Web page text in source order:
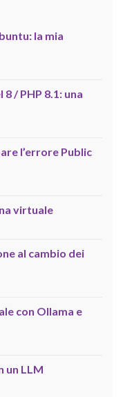
la mia
/ PHP 8.1: una
l’errore Public
virtuale
al cambio dei
con Ollama e
un LLM